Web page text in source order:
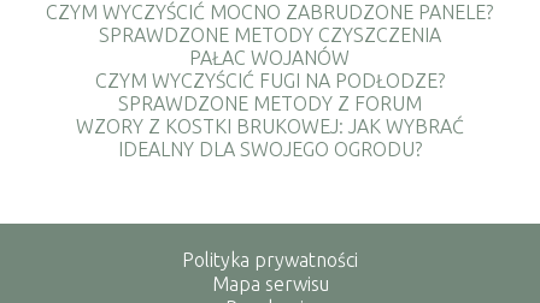
CZYM WYCZYŚCIĆ MOCNO ZABRUDZONE PANELE?
SPRAWDZONE METODY CZYSZCZENIA
PAŁAC WOJANÓW
CZYM WYCZYŚCIĆ FUGI NA PODŁODZE?
SPRAWDZONE METODY Z FORUM
WZORY Z KOSTKI BRUKOWEJ: JAK WYBRAĆ
IDEALNY DLA SWOJEGO OGRODU?
Polityka prywatności
Mapa serwisu